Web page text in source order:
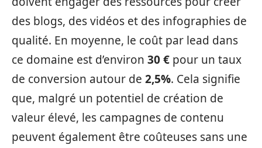
des blogs, des vidéos et des infographies de
qualité. En moyenne, le coût par lead dans
ce domaine est d’environ 30 € pour un taux
de conversion autour de 2,5%. Cela signifie
que, malgré un potentiel de création de
valeur élevé, les campagnes de contenu
peuvent également être coûteuses sans une